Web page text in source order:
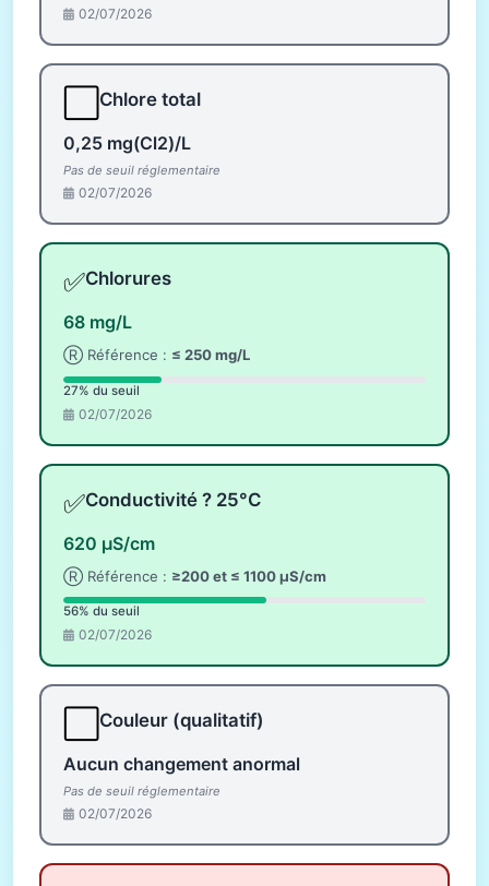
02/07/2026
Chlore total
0,25 mg(Cl2)/L
Pas de seuil réglementaire
02/07/2026
✅Chlorures
68 mg/L
Ⓡ Référence : ≤ 250 mg/L
27% du seuil
02/07/2026
✅Conductivité ? 25°C
620 µS/cm
Ⓡ Référence : ≥200 et ≤ 1100 µS/cm
56% du seuil
02/07/2026
Couleur (qualitatif)
Aucun changement anormal
Pas de seuil réglementaire
02/07/2026